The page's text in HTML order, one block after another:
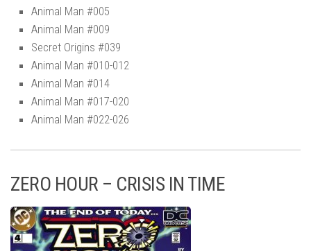
Animal Man #005
Animal Man #009
Secret Origins #039
Animal Man #010-012
Animal Man #014
Animal Man #017-020
Animal Man #022-026
ZERO HOUR – CRISIS IN TIME